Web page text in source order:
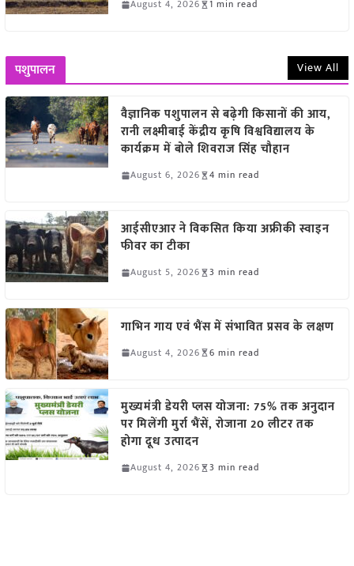
August 4, 2026 1 min read
पशुपालन View All
वैज्ञानिक पशुपालन से बढ़ेगी किसानों की आय,
रानी लक्ष्मीबाई केंद्रीय कृषि विश्वविद्यालय के
कार्यक्रम में बोले शिवराज सिंह चौहान
August 6, 2026 4 min read
आईसीएआर ने विकसित किया अफ्रीकी स्वाइन
फीवर का टीका
August 5, 2026 3 min read
गाभिन गाय एवं भैंस में संभावित प्रसव के लक्षण
August 4, 2026 6 min read
मुख्यमंत्री डेयरी प्लस योजना: 75% तक अनुदान
पर मिलेंगी मुर्रा भैंसें, रोजाना 20 लीटर तक
होगा दूध उत्पादन
August 4, 2026 3 min read